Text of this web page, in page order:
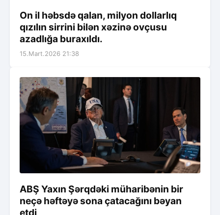
On il həbsdə qalan, milyon dollarlıq
qızılın sirrini bilən xəzinə ovçusu
azadlığa buraxıldı.
15.Mart.2026 21:38
ABŞ Yaxın Şərqdəki müharibənin bir
neçə həftəyə sona çatacağını bəyan
etdi